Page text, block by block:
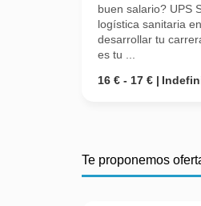
buen salario? UPS
logística sanitaria
desarrollar tu
es tu ...
16 € - 17 €
Te proponemos